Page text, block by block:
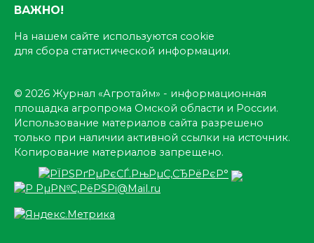
ВАЖНО!
На нашем сайте используются cookie
для сбора статистической информации.
© 2026 Журнал «Агротайм» - информационная
площадка агропрома Омской области и России.
Использование материалов сайта разрешено
только при наличии активной ссылки на источник.
Копирование материалов запрещено.